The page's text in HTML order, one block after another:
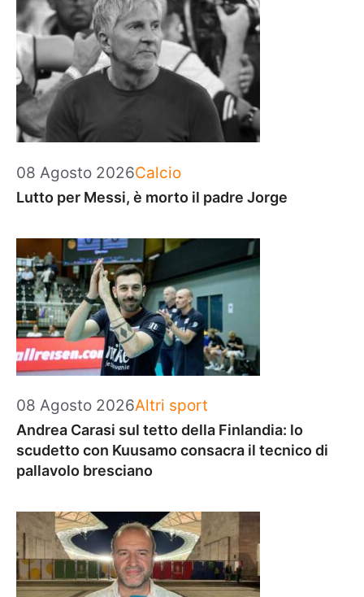
08 Agosto 2026Categorie
Calcio
Lutto per Messi, è morto il padre Jorge
08 Agosto 2026Categorie
Altri sport
Andrea Carasi sul tetto della Finlandia: lo
scudetto con Kuusamo consacra il tecnico di
pallavolo bresciano